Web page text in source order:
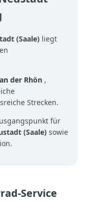
(Saale) liegt
an der Rhön ,
Strecken.
für
(Saale) sowie
Service